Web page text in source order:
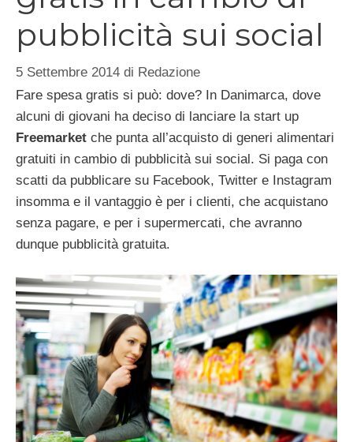
pubblicità sui social
5 Settembre 2014 di Redazione
Fare spesa gratis si può: dove? In Danimarca, dove
alcuni di giovani ha deciso di lanciare la start up
Freemarket che punta all’acquisto di generi alimentari
gratuiti in cambio di pubblicità sui social. Si paga con
scatti da pubblicare su Facebook, Twitter e Instagram
insomma e il vantaggio è per i clienti, che acquistano
senza pagare, e per i supermercati, che avranno
dunque pubblicità gratuita.